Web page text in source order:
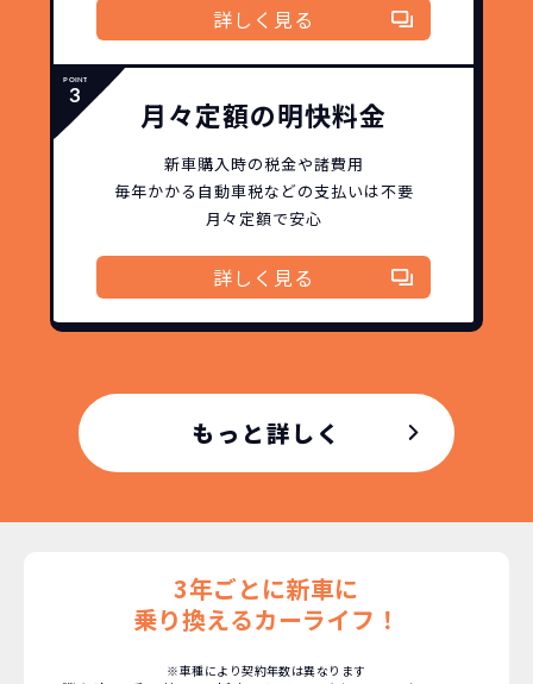
詳しく見る
月々定額の明快料金
新車購入時の税金や諸費用
毎年かかる自動車税などの支払いは不要
月々定額で安心
詳しく見る
もっと詳しく
3年ごとに新車に
乗り換えるカーライフ！
※車種により契約年数は異なります